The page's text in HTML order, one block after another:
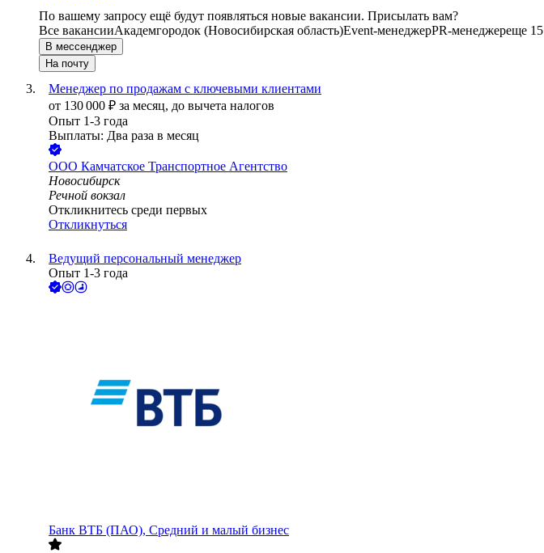
По вашему запросу ещё будут появляться новые вакансии. Присылать вам?
Все вакансииАкадемгородок (Новосибирская область)Event-менеджерPR-менеджереще 15
В мессенджер
На почту
Менеджер по продажам с ключевыми клиентами
от 130 000 ₽ за месяц, до вычета налогов
Опыт 1-3 года
Выплаты: Два раза в месяц
ООО Камчатское Транспортное Агентство
Новосибирск
Речной вокзал
Откликнитесь среди первых
Откликнуться
Ведущий персональный менеджер
Опыт 1-3 года
Банк ВТБ (ПАО), Средний и малый бизнес